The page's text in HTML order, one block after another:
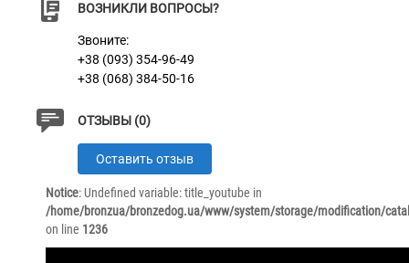
ВОЗНИКЛИ ВОПРОСЫ?
Звоните:
+38 (093) 354-96-49
+38 (068) 384-50-16
ОТЗЫВЫ (0)
Оставить отзыв
Notice: Undefined variable: title_youtube in
/home/bronzua/bronzedog.ua/www/system/storage/modification/
on line 1236